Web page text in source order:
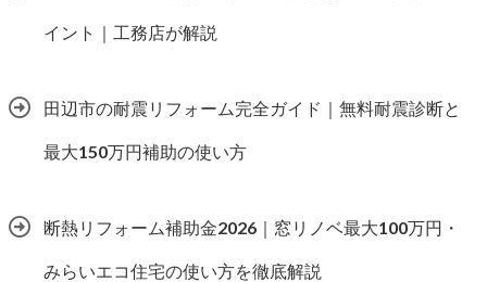
イント｜工務店が解説
田辺市の耐震リフォーム完全ガイド｜無料耐震診断と
最大150万円補助の使い方
断熱リフォーム補助金2026｜窓リノベ最大100万円・
みらいエコ住宅の使い方を徹底解説